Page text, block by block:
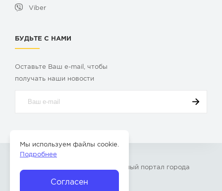
Viber
БУДЬТЕ С НАМИ
Оставьте Ваш e-mail, чтобы
получать наши новости
» – Главный портал города
Бор Нижегородской области
Согласен
Мы используем файлы cookie.
Подробнее